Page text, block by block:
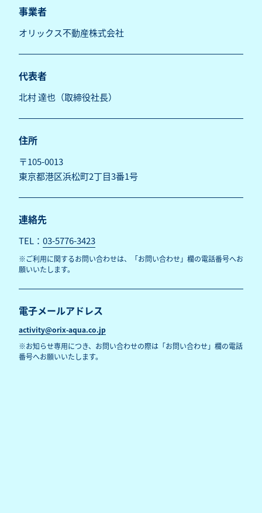
事業者
オリックス不動産株式会社
代表者
北村 達也（取締役社長）
住所
〒105-0013
連絡先
TEL： 03-5776-3423
※ご利用に関するお問い合わせは、「お問い合わせ」欄の電話番号へお
電子メールアドレス
activity@orix-aqua.co.jp
※お知らせ専用につき、お問い合わせの際は「お問い合わせ」欄の電話